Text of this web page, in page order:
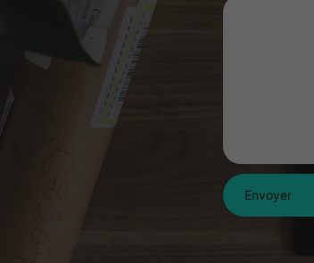
Envoyer